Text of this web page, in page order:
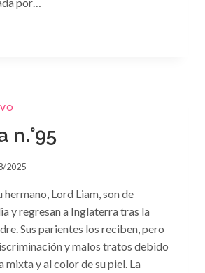
n.°95
2025
hermano, Lord Liam, son de
y regresan a Inglaterra tras la
Sus parientes los reciben, pero
y malos tratos debido
mixta y al color de su piel. La